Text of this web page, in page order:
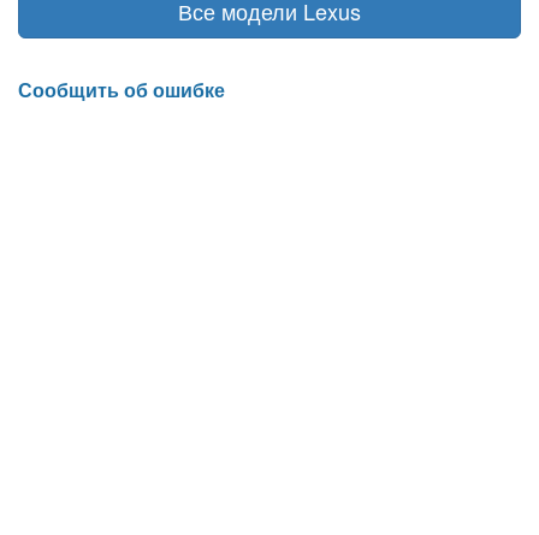
Все модели Lexus
Сообщить об ошибке